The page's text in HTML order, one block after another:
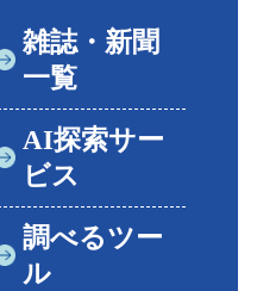
ブックスタート体験
レファレンスサービ
雑誌・新聞
一覧
AI探索サー
ビス
調べるツー
ル